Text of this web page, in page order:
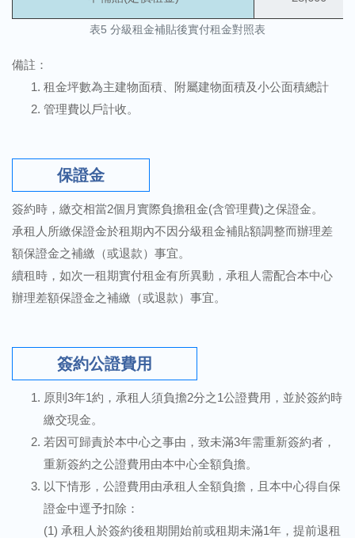
表5 分級租金補貼後實付租金對照表
備註：
租金坪數為主建物面積、附屬建物面積及小公面積總計
管理費以戶計收。
保證金
簽約時，繳交相當2個月實際負擔租金(含管理費)之保證金。
承租人所繳保證金於租期內不因分級租金補貼額調整而辦理差
額保證金之補繳（或退款）事宜。
續租時，如次一租期實付租金有所異動，承租人需配合本中心
辦理差額保證金之補繳（或退款）事宜。
簽約公證費用
原則3年1約，承租人須負擔2分之1公證費用，並於簽約時
繳交現金。
若因可歸責於本中心之事由，致未滿3年需重新簽約者，
重新簽約之公證費用由本中心全額負擔。
以下情形，公證費用由承租人全額負擔，且本中心得自保
證金中逕予扣除：
(1) 承租人於簽約後租期開始前或租期未滿1年，提前退租